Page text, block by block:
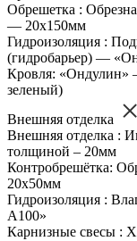
Обрешетка :
— 20х150мм
Гидроизоляция :
(гидробарьер) —
Кровля: «Ондулин»
зеленый)
Внешняя отделка
Внешняя отделка :
толщиной – 20мм
Контробрешётка:
20х50мм
Гидроизоляция :
А100»
Карнизные свесы :